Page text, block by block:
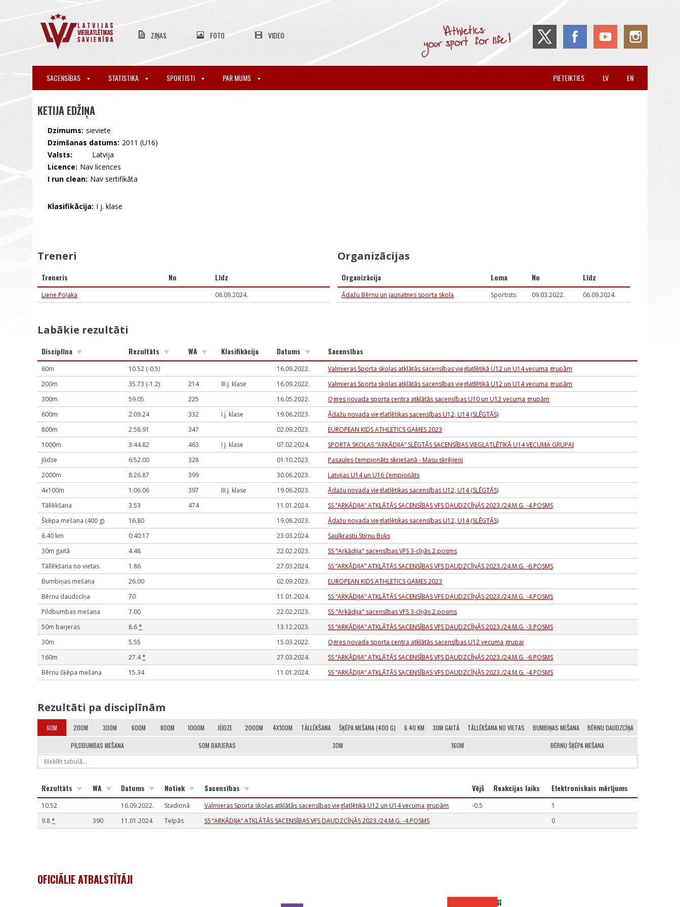
ZIŅAS FOTO VIDEO
SACENSĪBAS STATISTIKA SPORTISTI PAR MUMS EN
LV
PIETEIKTIES
KETIJA EDŽIŅA
Dzimums: sieviete
Dzimšanas datums: 2011 (U16)
Valsts:
🇱🇻 Latvija
Licence: Nav licences
I run clean: Nav sertifikāta
Klasifikācija: I j. klase
Treneri
Treneris No Līdz
Liene Poļaka 06.09.2024.
Organizācijas
Organizācija Loma No Līdz
Ādažu Bērnu un jaunatnes sporta skola Sportists 09.03.2022. 06.09.2024.
Labākie rezultāti
Disciplīna Rezultāts WA Klasifikācija Datums Sacensības
60m 10.52 (-0.5) 16.09.2022.
Valmieras Sporta skolas atklātās sacensības vieglatlētikā U12 un U14 vecuma grupām
200m
35.73 (-1.2) 214 III j. klase 16.09.2022.
Valmieras Sporta skolas atklātās sacensības vieglatlētikā U12 un U14 vecuma grupām
300m
59.05 225 16.05.2022.
Ogres novada sporta centra atklātās sacensības U10 un U12 vecuma grupām
600m
2:09.24 332 I j. klase 19.06.2023.
Ādažu novada vieglatlētikas sacensības U12, U14 (SLĒGTĀS)
800m
2:58.91 347 02.09.2023.
EUROPEAN KIDS ATHLETICS GAMES 2023
1000m
3:44.82 463 I j. klase 07.02.2024.
SPORTA SKOLAS “ARKĀDIJA” SLĒGTĀS SACENSĪBAS VIEGLATLĒTIKĀ U14 VECUMA GRUPAI
Jūdze
6:52.00 328 01.10.2023.
Pasaules čempionāts skriešanā - Masu skrējieni
2000m
8:26.87 399 30.06.2023.
Latvijas U14 un U16 čempionāts
4x100m
1:06.06 397 III j. klase 19.06.2023.
Ādažu novada vieglatlētikas sacensības U12, U14 (SLĒGTĀS)
Tāllēkšana
3.53 474 11.01.2024.
SS “ARKĀDIJA” ATKLĀTĀS SACENSĪBAS VFS DAUDZCĪŅĀS 2023./24.M.G. -4.POSMS
Šķēpa mešana (400 g)
16.80 19.06.2023.
Ādažu novada vieglatlētikas sacensības U12, U14 (SLĒGTĀS)
6.40 km
0:40:17 23.03.2024.
Saulkrastu Stirnu Buks
30m gaitā
4.48 22.02.2023.
SS "Arkādija" sacensības VFS 3-cīņās 2.posms
Tāllēkšana no vietas
1.86 27.03.2024.
SS “ARKĀDIJA” ATKLĀTĀS SACENSĪBAS VFS DAUDZCĪŅĀS 2023./24.M.G. -6.POSMS
Bumbiņas mešana
26.00 02.09.2023.
EUROPEAN KIDS ATHLETICS GAMES 2023
Bērnu daudzcīņa
70 11.01.2024.
SS “ARKĀDIJA” ATKLĀTĀS SACENSĪBAS VFS DAUDZCĪŅĀS 2023./24.M.G. -4.POSMS
Pildbumbas mešana
7.00 22.02.2023.
SS "Arkādija" sacensības VFS 3-cīņās 2.posms
50m barjeras
8.6* 13.12.2023.
SS “ARKĀDIJA” ATKLĀTĀS SACENSĪBAS VFS DAUDZCĪŅĀS 2023./24.M.G. -3.POSMS
30m
5.55 15.03.2022.
Ogres novada sporta centra atklātās sacensības U12 vecuma grupai
160m
27.4* 27.03.2024.
SS “ARKĀDIJA” ATKLĀTĀS SACENSĪBAS VFS DAUDZCĪŅĀS 2023./24.M.G. -6.POSMS
Bērnu šķēpa mešana
15.34 11.01.2024. SS “ARKĀDIJA” ATKLĀTĀS SACENSĪBAS VFS DAUDZCĪŅĀS 2023./24.M.G. -4.POSMS
Rezultāti pa disciplīnām
60M 200M 300M 600M 800M 1000M JŪDZE 2000M 4X100M TĀLLĒKŠANA ŠĶĒPA MEŠANA (400 G) 6.40 KM 30M GAITĀ TĀLLĒKŠANA NO VIETAS BUMBIŅAS MEŠANA BĒRNU DAUDZCĪŅA
PILDBUMBAS MEŠANA 50M BARJERAS 30M 160M BĒRNU ŠĶĒPA MEŠANA
Rezultāts WA Datums Notiek Sacensības Vējš Reakcijas laiks Elektroniskais mērījums
10.52 16.09.2022. Stadionā Valmieras Sporta skolas atklātās sacensības vieglatlētikā U12 un U14 vecuma grupām -0.5
1
9.8* 390 11.01.2024. Telpās SS “ARKĀDIJA” ATKLĀTĀS SACENSĪBAS VFS DAUDZCĪŅĀS 2023./24.M.G. -4.POSMS 0
OFICIĀLIE ATBALSTĪTĀJI